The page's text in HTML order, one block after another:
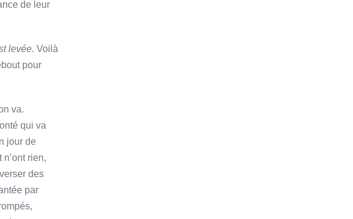
de leur
levée. Voilà
pour
va.
qui va
jour de
rien,
des
par